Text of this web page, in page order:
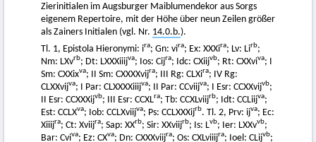
Zierinitialen im Augsburger Maiblumendekor aus Sorgs
eigenem Repertoire, mit der Höhe über neun Zeilen größer
als Zainers Initialen (vgl. Nr. 14.0.b.).
Tl. 1, Epistola Hieronymi: ira; Gn: vira; Ex: XXXira; Lv: Lirb;
Nm: LXvrb; Dt: LXXXiiijva; Ios: Cijra; Idc: CXiijvb; Rt: CXXviva; I
Sm: CXXixva; II Sm: CXXXXvijra; III Rg: CLXira; IV Rg:
CLXXvijva; I Par: CLXXXXiiijva; II Par: CCviijva; I Esr: CCXXvijvb;
II Esr: CCXXXijvb; III Esr: CCXLra; Tb: CCXLviijrb; Idt: CCLiijva;
Est: CCLXva; Iob: CCLXviijva; Ps: CCLXXXijrb. Tl. 2, Prv: ijva; Ec:
Xiiijra; Ct: Xviijra; Sap: XXrb; Sir: XXviijrb; Is: Lvb; Ier: LXXvvb;
Bar: Cviva; Ez: CXva; Dn: CXXXviijra; Os: CXLviiijra; Ioel: CLijvb;